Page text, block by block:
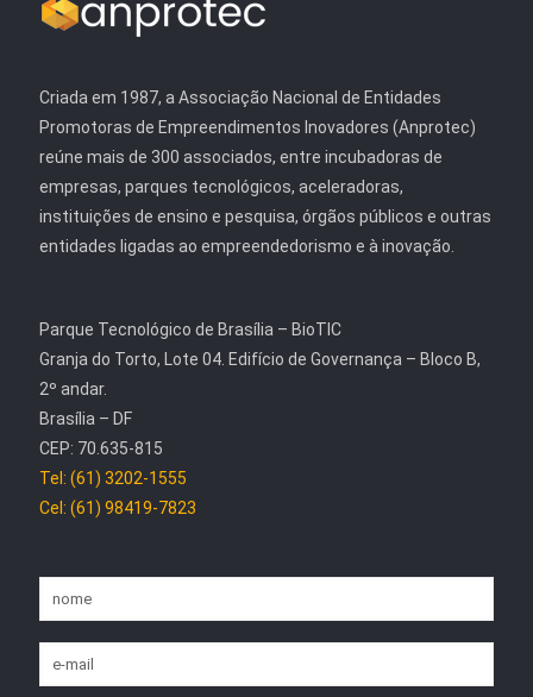
Criada em 1987, a Associação Nacional de Entidades
Promotoras de Empreendimentos Inovadores (Anprotec)
reúne mais de 300 associados, entre incubadoras de
empresas, parques tecnológicos, aceleradoras,
instituições de ensino e pesquisa, órgãos públicos e outras
entidades ligadas ao empreendedorismo e à inovação.
Parque Tecnológico de Brasília – BioTIC
Granja do Torto, Lote 04. Edifício de Governança – Bloco B,
2º andar.
Brasília – DF
CEP: 70.635-815
Tel: (61) 3202-1555
Cel: (61) 98419-7823